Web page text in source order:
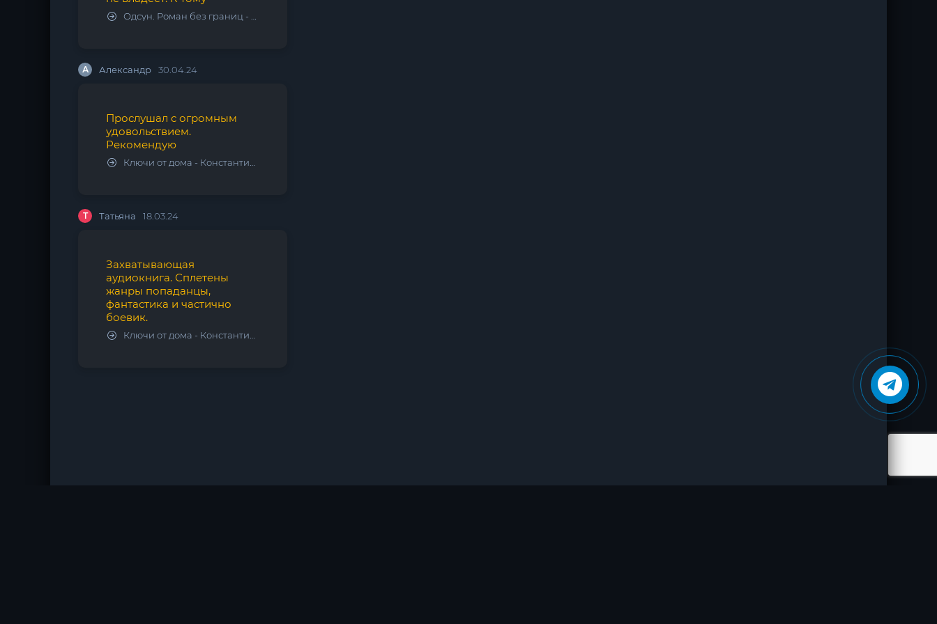
Одсун. Роман без границ - Алексей Варламов
А Александр 30.04.24
Прослушал с огромным
удовольствием.
Рекомендую
Ключи от дома - Константин Калбазов
Т Татьяна 18.03.24
Захватывающая
аудиокнига. Сплетены
жанры попаданцы,
фантастика и частично
боевик.
Ключи от дома - Константин Калбазов